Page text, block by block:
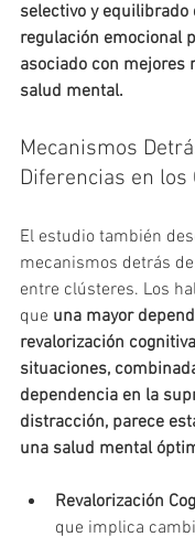
selectivo y equilibrado
regulación emocional
asociado con mejores
salud mental.
Mecanismos
Diferencias en los
El estudio también
mecanismos detrás
entre clústeres. Los
que una mayor
revalorización
situaciones,
dependencia en la
distracción, parece
una salud mental
Revalorización
que implica